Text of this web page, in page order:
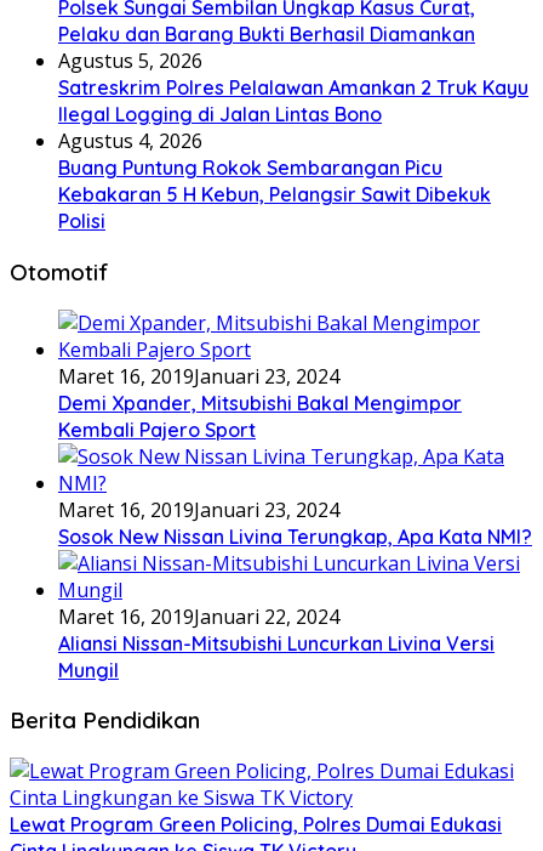
Polsek Sungai Sembilan Ungkap Kasus Curat,
Pelaku dan Barang Bukti Berhasil Diamankan
Agustus 5, 2026
Satreskrim Polres Pelalawan Amankan 2 Truk Kayu
Ilegal Logging di Jalan Lintas Bono
Agustus 4, 2026
Buang Puntung Rokok Sembarangan Picu
Kebakaran 5 H Kebun, Pelangsir Sawit Dibekuk
Polisi
Otomotif
Maret 16, 2019Januari 23, 2024
Demi Xpander, Mitsubishi Bakal Mengimpor
Kembali Pajero Sport
Maret 16, 2019Januari 23, 2024
Sosok New Nissan Livina Terungkap, Apa Kata NMI?
Maret 16, 2019Januari 22, 2024
Aliansi Nissan-Mitsubishi Luncurkan Livina Versi
Mungil
Berita Pendidikan
Lewat Program Green Policing, Polres Dumai Edukasi